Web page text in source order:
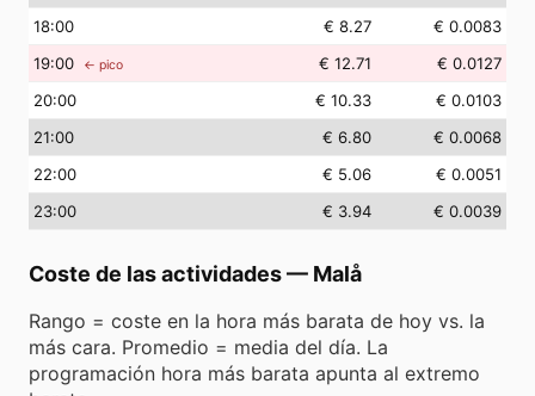
18:00 € 8.27
€ 0.0083
19:00 ← pico € 12.71
€ 0.0127
20:00 € 10.33
€ 0.0103
21:00 € 6.80
€ 0.0068
22:00 € 5.06
€ 0.0051
23:00 € 3.94 € 0.0039
Coste de las actividades— Malå
Rango = coste en la hora más barata de hoy vs. la
más cara. Promedio = media del día. La
programación hora más barata apunta al extremo